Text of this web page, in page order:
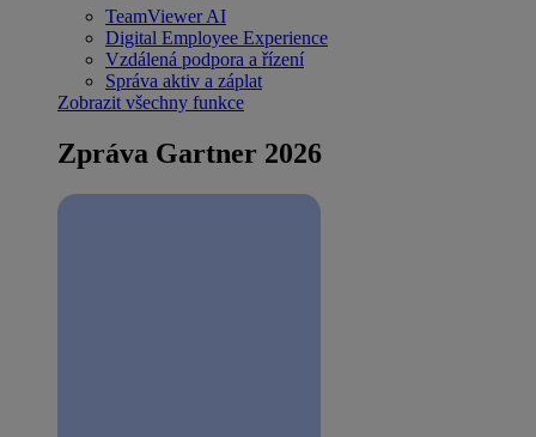
TeamViewer AI
Digital Employee Experience
Vzdálená podpora a řízení
Správa aktiv a záplat
Zobrazit všechny funkce
Zpráva Gartner 2026